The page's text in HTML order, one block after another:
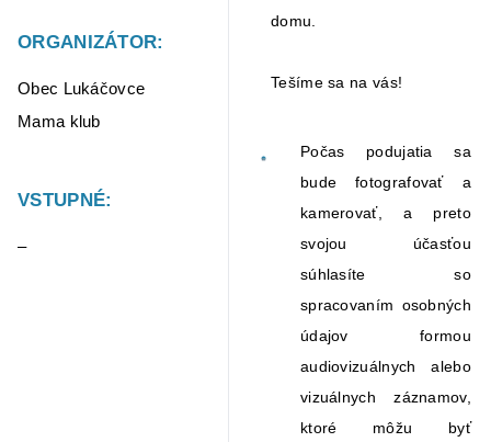
ORGANIZÁTOR:
Obec Lukáčovce
Mama klub
VSTUPNÉ:
–
domu.
Tešíme sa na vás!
Počas podujatia sa
bude fotografovať a
kamerovať, a preto
svojou účasťou
súhlasíte so
spracovaním osobných
údajov formou
audiovizuálnych alebo
vizuálnych záznamov,
ktoré môžu byť